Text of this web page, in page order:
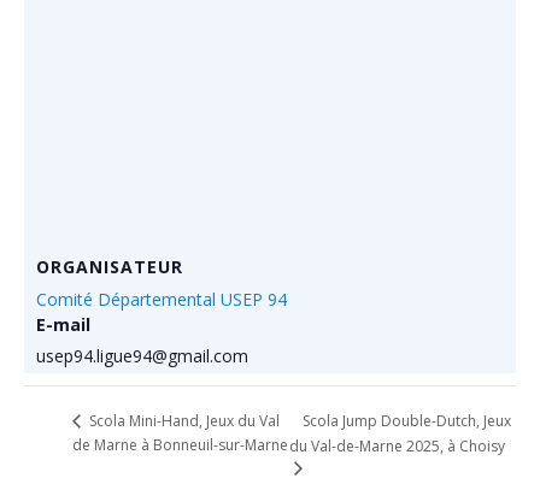
ORGANISATEUR
Comité Départemental USEP 94
E-mail
usep94.ligue94@gmail.com
Scola Mini-Hand, Jeux du Val
de Marne à Bonneuil-sur-Marne
Scola Jump Double-Dutch, Jeux
du Val-de-Marne 2025, à Choisy